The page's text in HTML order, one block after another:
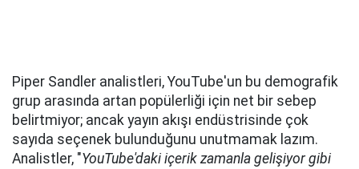
Piper Sandler analistleri, YouTube'un bu demografik
grup arasında artan popülerliği için net bir sebep
belirtmiyor; ancak yayın akışı endüstrisinde çok
sayıda seçenek bulunduğunu unutmamak lazım.
Analistler, "YouTube'daki içerik zamanla gelişiyor gibi